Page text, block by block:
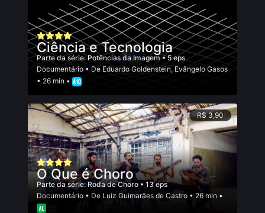
Ciência e Tecnologia
Parte da série:Potências da Imagem• 5 eps
Documentário • De Eduardo Goldenstein, Evângelo Gasos
• 26 min •
R$ 3,90
O Que é Choro
Parte da série:Roda de Choro • 13 eps
Documentário • De Luiz Guimarães de Castro • 26 min •